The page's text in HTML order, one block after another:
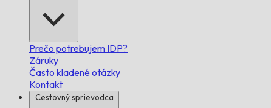
Prečo potrebujem IDP?
Záruky
Často kladené otázky
Kontakt
Cestovný sprievodca